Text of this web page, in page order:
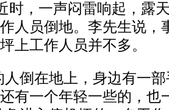
时，一声闷雷响起，露
人员倒地。李先生说，
上工作人员并不多。
倒在地上，身边有一部
有一个年轻一些的，也